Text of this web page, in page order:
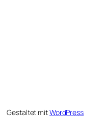
Gestaltet mitWordPress